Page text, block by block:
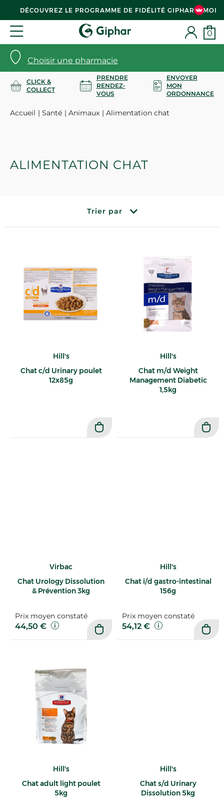
DÉCOUVREZ LE PROGRAMME DE FIDÉLITÉ GIPHAR & MOI
Choisir une pharmacie
0
CLICK &
COLLECT
PRENDRE
RENDEZ-
VOUS
ENVOYER
MON
ORDONNANCE
Accueil Santé Animaux Alimentation chat
ALIMENTATION CHAT
Trier par
Hill's
Chat c/d Urinary poulet
12x85g
Hill's
Chat m/d Weight
Management Diabetic
1,5kg
Virbac
Chat Urology Dissolution
& Prévention 3kg
Prix moyen constaté
44,50 €
Hill's
Chat i/d gastro-intestinal
156g
Prix moyen constaté
54,12 €
Hill's
Chat adult light poulet
5kg
Hill's
Chat s/d Urinary
Dissolution 5kg